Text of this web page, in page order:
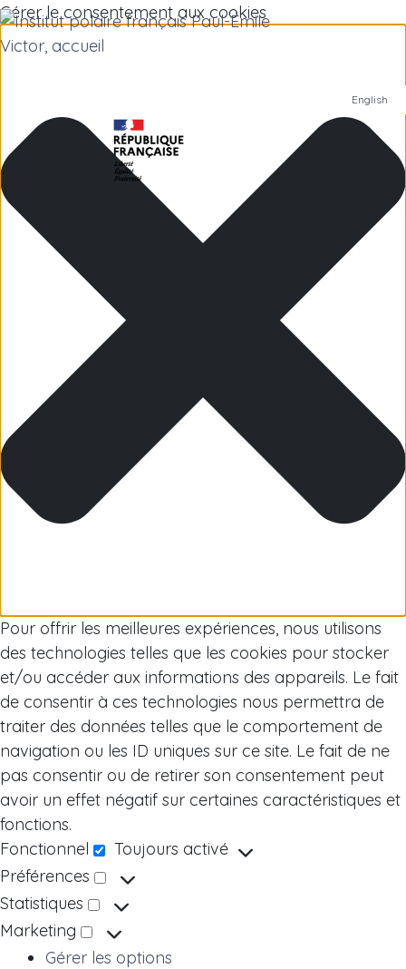
Gérer le consentement aux cookies
Pour offrir les meilleures expériences, nous utilisons
des technologies telles que les cookies pour stocker
et/ou accéder aux informations des appareils. Le fait
de consentir à ces technologies nous permettra de
traiter des données telles que le comportement de
navigation ou les ID uniques sur ce site. Le fait de ne
pas consentir ou de retirer son consentement peut
avoir un effet négatif sur certaines caractéristiques et
fonctions.
Fonctionnel
Toujours activé
Préférences
Statistiques
Marketing
Marketing
Gérer les options
Institut polaire
Recherche scientifique
Arctique
English